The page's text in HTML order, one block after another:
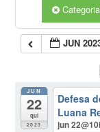
JUN
JUN
22
qui
2023
Defesa
Luana
jun